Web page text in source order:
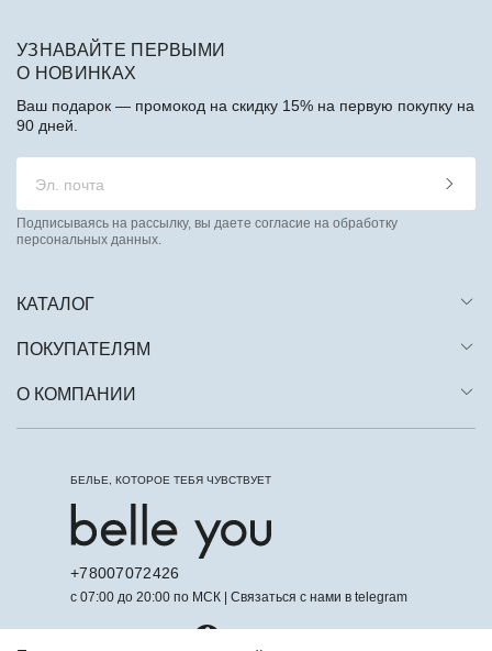
КАТАЛОГ
ПОКУПАТЕЛЯМ
О КОМПАНИИ
УЗНАВАЙТЕ ПЕРВЫМИ
О НОВИНКАХ
Ваш подарок — промокод на скидку 15% на первую покупку на
90 дней.
Подписываясь на рассылку, вы даете согласие на обработку
персональных данных.
БЕЛЬЕ, КОТОРОЕ ТЕБЯ ЧУВСТВУЕТ
+78007072426
с 07:00 до 20:00 по МСК | Связаться с нами в telegram